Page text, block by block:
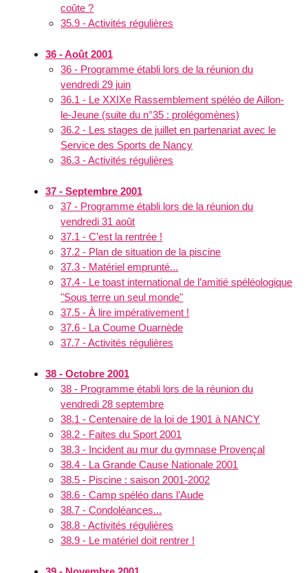
coûte ?
35.9 - Activités régulières
36 - Août 2001
36 - Programme établi lors de la réunion du
vendredi 29 juin
36.1 - Le XXIXe Rassemblement spéléo de Aillon-
le-Jeune (suite du n°35 : prolégomènes)
36.2 - Les stages de juillet en partenariat avec le
Service des Sports de Nancy
36.3 - Activités régulières
37 - Septembre 2001
37 - Programme établi lors de la réunion du
vendredi 31 août
37.1 - C’est la rentrée !
37.2 - Plan de situation de la piscine
37.3 - Matériel emprunté...
37.4 - Le toast international de l’amitié spéléologique
"Sous terre un seul monde"
37.5 - À lire impérativement !
37.6 - La Coume Ouarnède
37.7 - Activités régulières
38 - Octobre 2001
38 - Programme établi lors de la réunion du
vendredi 28 septembre
38.1 - Centenaire de la loi de 1901 à NANCY
38.2 - Faites du Sport 2001
38.3 - Incident au mur du gymnase Provençal
38.4 - La Grande Cause Nationale 2001
38.5 - Piscine : saison 2001-2002
38.6 - Camp spéléo dans l’Aude
38.7 - Condoléances...
38.8 - Activités régulières
38.9 - Le matériel doit rentrer !